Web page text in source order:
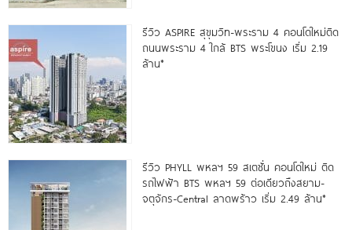
รีวิว ASPIRE สุขุมวิท-พระราม 4 คอนโดใหม่ติด
ถนนพระราม 4 ใกล้ BTS พระโขนง เริ่ม 2.19
ล้าน*
รีวิว PHYLL พหลฯ 59 สเตชั่น คอนโดใหม่ ติด
รถไฟฟ้า BTS พหลฯ 59 ต่อเดียวถึงสยาม-
จตุจักร-Central ลาดพร้าว เริ่ม 2.49 ล้าน*